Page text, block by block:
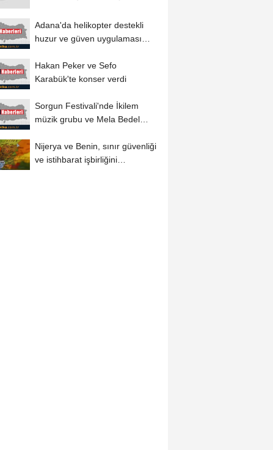
Espriella...
Adana'da helikopter destekli
huzur ve güven uygulaması
Hakan Peker ve Sefo
Karabük'te konser verdi
Sorgun Festivali'nde İkilem
müzik grubu ve Mela Bedel
Nijerya ve Benin, sınır güvenliği
ve istihbarat işbirliğini